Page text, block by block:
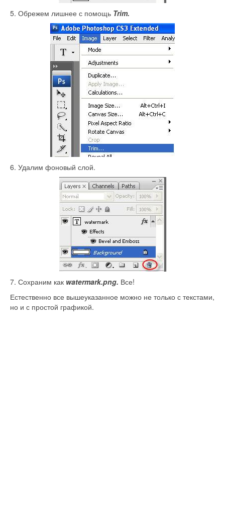
5. Обрежем лишнее с помощь Trim.
6. Удалим фоновый слой.
7. Сохраним как watermark.png. Все!
Естественно все вышеуказанное можно не только с текстами,
но и с простой графикой.